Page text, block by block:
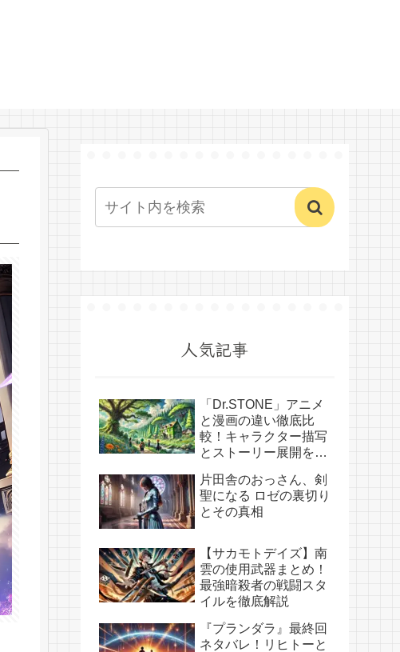
人気記事
「Dr.STONE」アニメ
と漫画の違い徹底比
較！キャラクター描写
とストーリー展開を解
片田舎のおっさん、剣
聖になる ロゼの裏切り
とその真相
【サカモトデイズ】南
雲の使用武器まとめ！
最強暗殺者の戦闘スタ
イルを徹底解説
『プランダラ』最終回
ネタバレ！リヒトーと